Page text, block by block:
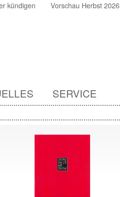
kündigen Vorschau Herbst 2026
SERVICE